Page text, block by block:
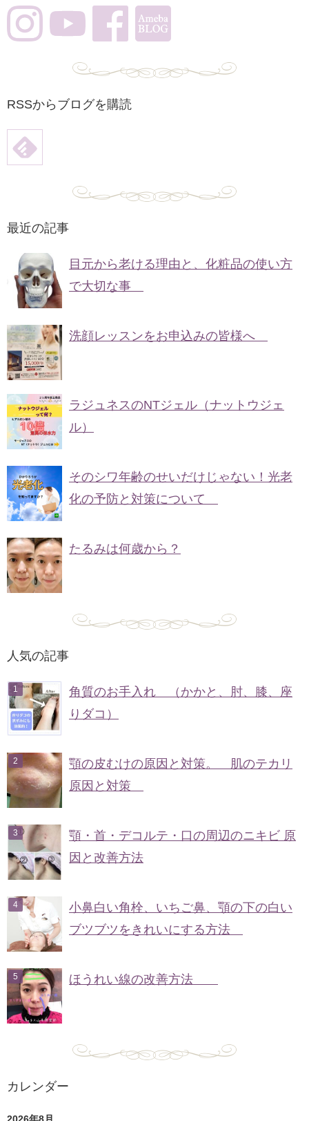
RSSからブログを購読
最近の記事
目元から老ける理由と、化粧品の使い方
で大切な事
洗顔レッスンをお申込みの皆様へ
ラジュネスのNTジェル（ナットウジェ
ル）
そのシワ年齢のせいだけじゃない！光老
化の予防と対策について
たるみは何歳から？
人気の記事
角質のお手入れ （かかと、肘、膝、座
りダコ）
顎の皮むけの原因と対策。 肌のテカリ
原因と対策
顎・首・デコルテ・口の周辺のニキビ 原
因と改善方法
小鼻白い角栓、いちご鼻、顎の下の白い
ブツブツをきれいにする方法
ほうれい線の改善方法
カレンダー
2026年8月